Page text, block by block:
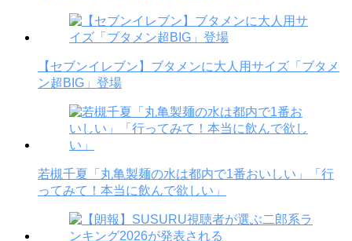
【セブンイレブン】ブタメンに大人用サイズ「ブタメ
ン超BIG」登場
若槻千夏「丸亀製麺の水は都内で1番おいしい」「行
ってみて！本当に飲んで欲しい」